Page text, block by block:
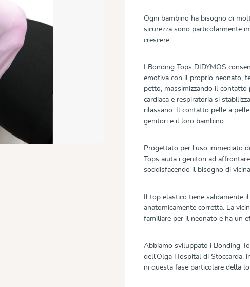
Ogni bambino ha bisogno di
sicurezza sono particolarmente
crescere.
I Bonding Tops DIDYMOS
emotiva con il proprio neonato,
petto, massimizzando il contatto
cardiaca e respiratoria si
rilassano. Il contatto pelle a
genitori e il loro bambino.
Progettato per l'uso immediato
Tops aiuta i genitori ad
soddisfacendo il bisogno di
Il top elastico tiene saldamente
anatomicamente corretta. La
familiare per il neonato e ha un
Abbiamo sviluppato i Bonding
dell'Olga Hospital di Stoccarda,
in questa fase particolare della